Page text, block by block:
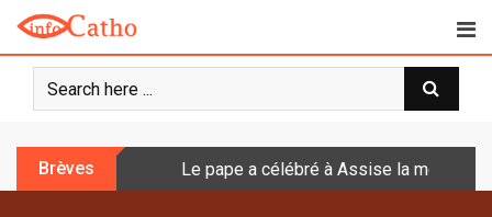
o
Brèves Le pape a célébré à Assise la messe